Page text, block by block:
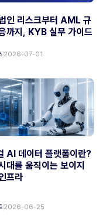
인 리스크부터 AML 규
까지, KYB 실무 가이드
2026-07-01
AI 데이터 플랫폼이란?
대를 움직이는 보이지
프라
2026-06-25